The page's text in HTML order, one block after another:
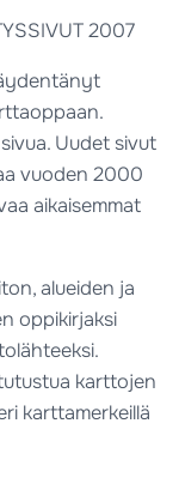
2007
Uudet sivut
vuoden 2000
aikaisemmat
alueiden ja
oppikirjaksi
karttojen
karttamerkeillä